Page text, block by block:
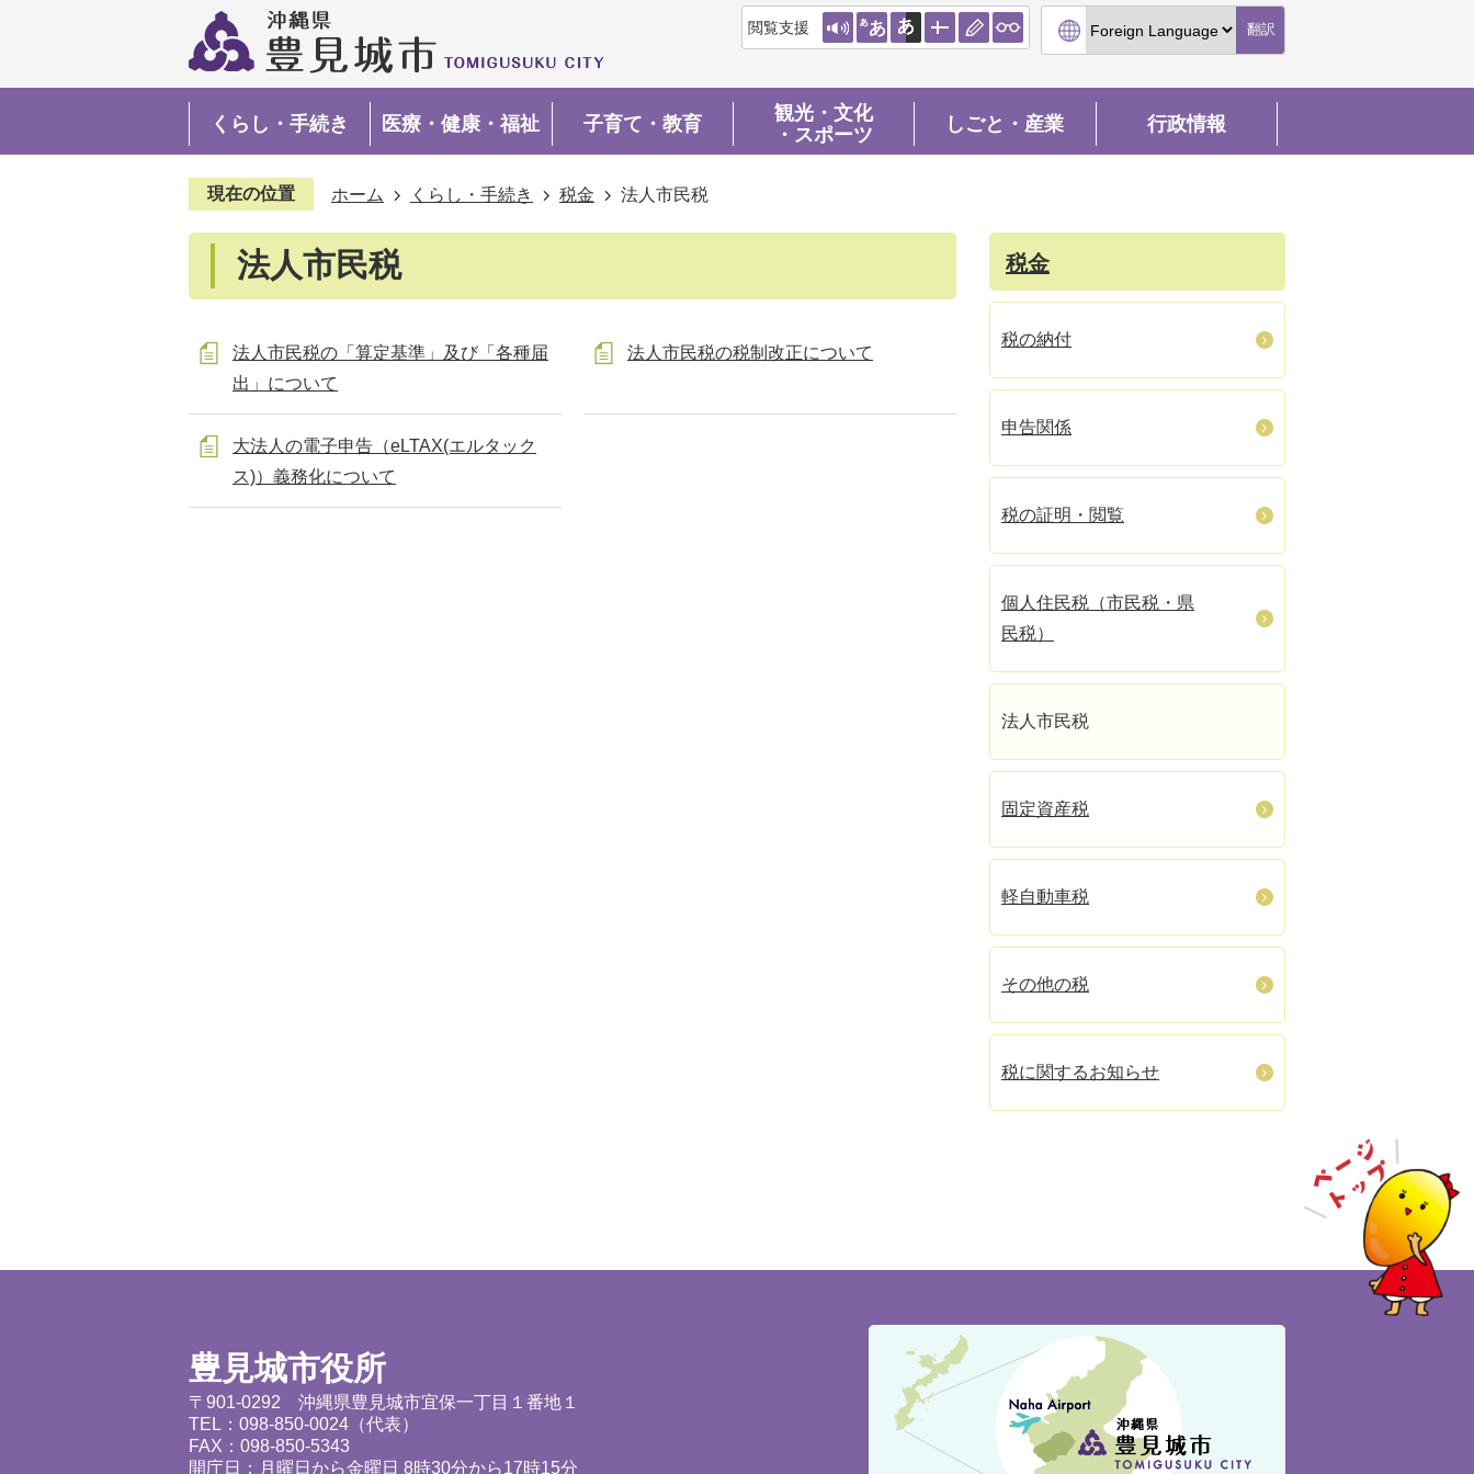
閲覧支援 翻訳
くらし・手続き 医療・健康・福祉 子育て・教育
観光・文化
・スポーツ
しごと・産業 行政情報
現在の位置 ホーム くらし・手続き 税金 法人市民税
法人市民税
法人市民税の「算定基準」及び「各種届
出」について
法人市民税の税制改正について
大法人の電子申告（eLTAX(エルタック
ス)）義務化について
税金
税の納付
申告関係
税の証明・閲覧
個人住民税（市民税・県
民税）
法人市民税
固定資産税
軽自動車税
その他の税
税に関するお知らせ
豊見城市役所
〒901-0292 沖縄県豊見城市宜保一丁目１番地１
TEL：098-850-0024（代表）
FAX：098-850-5343
開庁日：月曜日から金曜日 8時30分から17時15分